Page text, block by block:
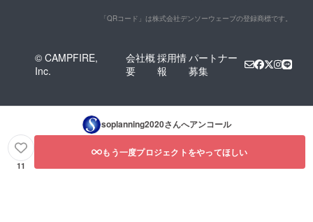
「QRコード」は株式会社デンソーウェーブの登録商標です。
© CAMPFIRE,
Inc.
会社概
要
採用情
報
パートナー
募集
soplanning2020さんへアンコール
11
もう一度プロジェクトをやってほしい